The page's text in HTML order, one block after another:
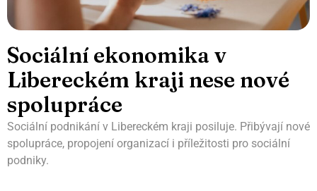
Sociální ekonomika v
Libereckém kraji nese nové
spolupráce
Sociální podnikání v Libereckém kraji posiluje. Přibývají nové
spolupráce, propojení organizací i příležitosti pro sociální
podniky.